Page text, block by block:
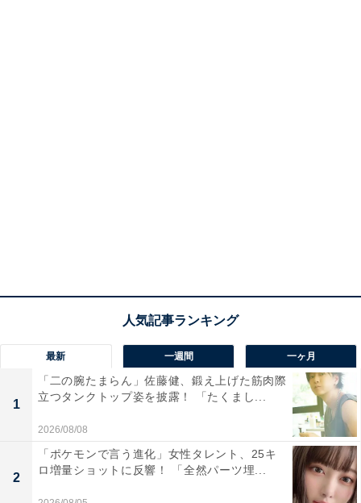
最新 一週間 一ヶ月
1
「二の腕たまらん」佐藤健、鍛え上げた筋肉際
立つタンクトップ姿を披露！ 「たくまし...
2026/08/08
2
「ポケモンで言う進化」女性タレント、25キ
ロ増量ショットに反響！ 「全然パーツ埋...